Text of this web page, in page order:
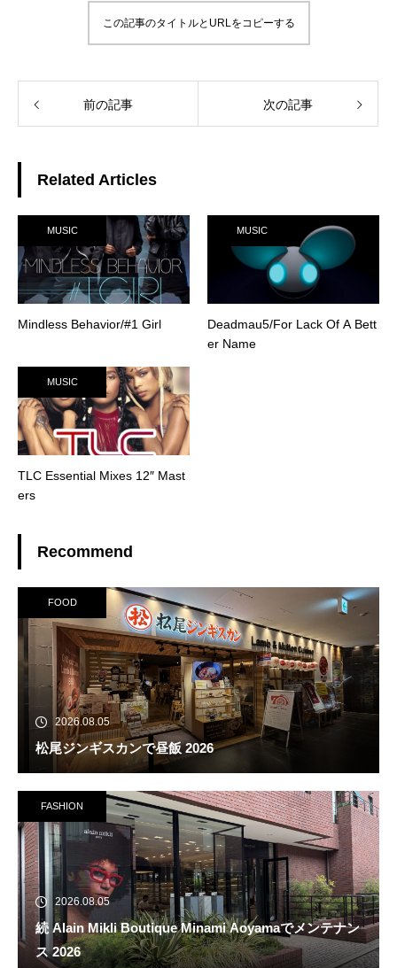
この記事のタイトルとURLをコピーする
前の記事 次の記事
Related Articles
MUSIC
Mindless Behavior/#1 Girl
MUSIC
Deadmau5/For Lack Of A Bett
er Name
MUSIC
TLC Essential Mixes 12″ Mast
ers
Recommend
FOOD
2026.08.05
松尾ジンギスカンで昼飯 2026
FASHION
2026.08.05
続 Alain Mikli Boutique Minami Aoyamaでメンテナン
ス 2026